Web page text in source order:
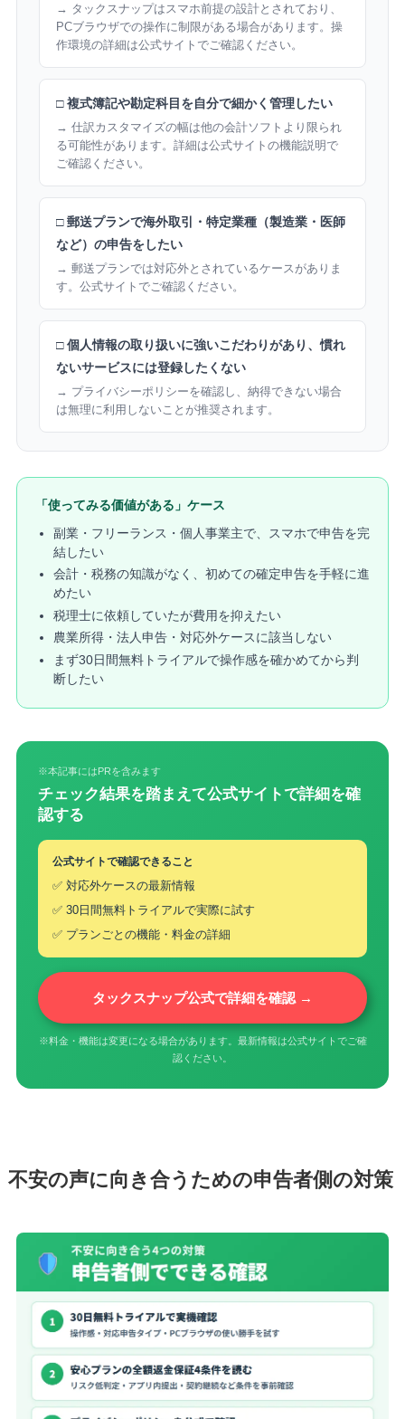
→ タックスナップはスマホ前提の設計とされており、
PCブラウザでの操作に制限がある場合があります。操
作環境の詳細は公式サイトでご確認ください。
□ 複式簿記や勘定科目を自分で細かく管理したい
→ 仕訳カスタマイズの幅は他の会計ソフトより限られ
る可能性があります。詳細は公式サイトの機能説明で
ご確認ください。
□ 郵送プランで海外取引・特定業種（製造業・医師
など）の申告をしたい
→ 郵送プランでは対応外とされているケースがありま
す。公式サイトでご確認ください。
□ 個人情報の取り扱いに強いこだわりがあり、慣れ
ないサービスには登録したくない
→ プライバシーポリシーを確認し、納得できない場合
は無理に利用しないことが推奨されます。
「使ってみる価値がある」ケース
副業・フリーランス・個人事業主で、スマホで申告を完
結したい
会計・税務の知識がなく、初めての確定申告を手軽に進
めたい
税理士に依頼していたが費用を抑えたい
農業所得・法人申告・対応外ケースに該当しない
まず30日間無料トライアルで操作感を確かめてから判
断したい
※本記事にはPRを含みます
チェック結果を踏まえて公式サイトで詳細を確
認する
公式サイトで確認できること
✅ 対応外ケースの最新情報
✅ 30日間無料トライアルで実際に試す
✅ プランごとの機能・料金の詳細
タックスナップ公式で詳細を確認 →
※料金・機能は変更になる場合があります。最新情報は公式サイトでご確
認ください。
不安の声に向き合うための申告者側の対策